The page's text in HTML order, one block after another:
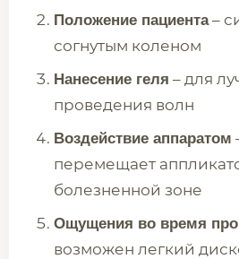
Положение пациента–
согнутым коленом
Нанесение геля – для
проведения волн
Воздействие аппаратом
перемещает
болезненной зоне
Ощущения во время
возможен легкий